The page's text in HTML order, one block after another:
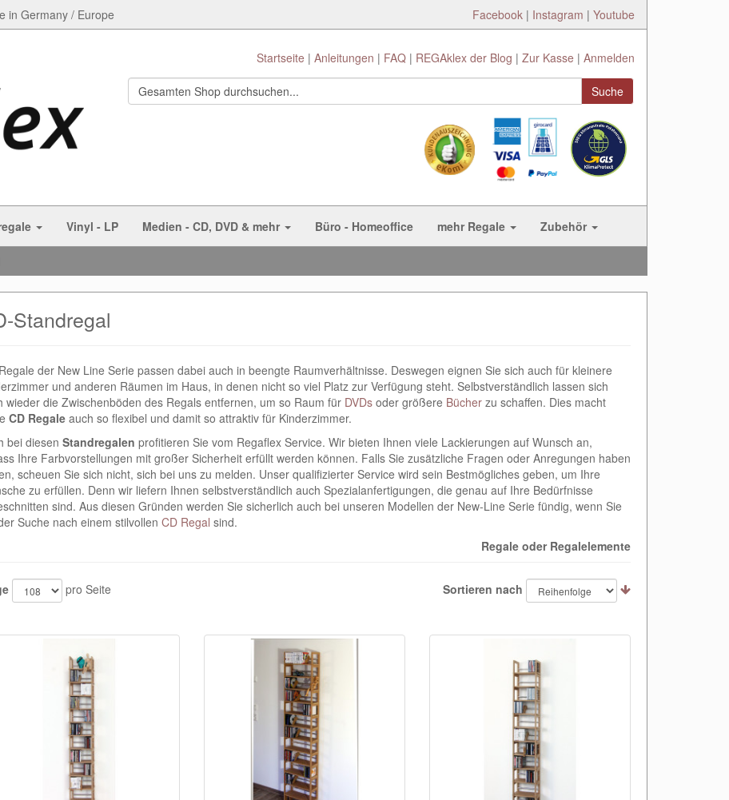
in Germany / Europe Facebook | Instagram | Youtube
Startseite Anleitungen FAQ REGAklex der Blog Zur Kasse Anmelden
Suche
Vinyl - LP Medien - CD, DVD & mehr Büro - Homeoffice mehr Regale Zubehör
Standregal
der New Line Serie passen dabei auch in beengte Raumverhältnisse. Deswegen eignen Sie sich auch für kleinere
und anderen Räumen im Haus, in denen nicht so viel Platz zur Verfügung steht. Selbstverständlich lassen sich
wieder die Zwischenböden des Regals entfernen, um so Raum für DVDs oder größere Bücher zu schaffen. Dies macht
CD Regale auch so flexibel und damit so attraktiv für Kinderzimmer.
bei diesen Standregalen profitieren Sie vom Regaflex Service. Wir bieten Ihnen viele Lackierungen auf Wunsch an,
Ihre Farbvorstellungen mit großer Sicherheit erfüllt werden können. Falls Sie zusätzliche Fragen oder Anregungen haben
scheuen Sie sich nicht, sich bei uns zu melden. Unser qualifizierter Service wird sein Bestmögliches geben, um Ihre
zu erfüllen. Denn wir liefern Ihnen selbstverständlich auch Spezialanfertigungen, die genau auf Ihre Bedürfnisse
sind. Aus diesen Gründen werden Sie sicherlich auch bei unseren Modellen der New-Line Serie fündig, wenn Sie
Suche nach einem stilvollen CD Regal sind.
Regale oder Regalelemente
pro Seite Sortieren nach